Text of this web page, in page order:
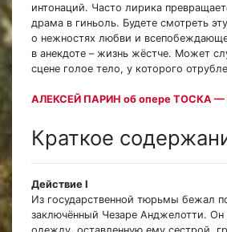
интонаций. Часто лирика
драма в гиньоль. Будете смотреть
о нежностях любви и
в анекдоте – жизнь жёстче. Может
сцене голое тело, у которого
АЛЕКСЕЙ ПАРИН об опере ТОСКА —
Краткое
Действие I
Из государственной тюрьмы бежал
заключённый Чезаре Анджелотти.